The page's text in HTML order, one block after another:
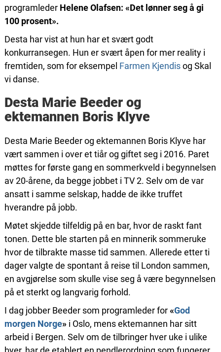
programleder Helene Olafsen: «Det lønner seg å gi
100 prosent».
Desta har vist at hun har et svært godt
konkurransegen. Hun er svært åpen for mer reality i
fremtiden, som for eksempel Farmen Kjendisog Skal
vi danse.
Desta Marie Beeder og
ektemannen Boris Klyve
Desta Marie Beeder og ektemannen Boris Klyve har
vært sammen i over et tiår og giftet seg i 2016. Paret
møttes for første gang en sommerkveld i begynnelsen
av 20-årene, da begge jobbet i TV 2. Selv om de var
ansatt i samme selskap, hadde de ikke truffet
hverandre på jobb.
Møtet skjedde tilfeldig på en bar, hvor de raskt fant
tonen. Dette ble starten på en minnerik sommeruke
hvor de tilbrakte masse tid sammen. Allerede etter ti
dager valgte de spontant å reise til London sammen,
en avgjørelse som skulle vise seg å være begynnelsen
på et sterkt og langvarig forhold.
I dag jobber Beeder som programleder for«God
morgen Norge»i Oslo, mens ektemannen har sitt
arbeid i Bergen. Selv om de tilbringer hver uke i ulike